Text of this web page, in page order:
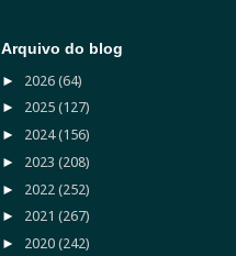
Arquivo do blog
► 2026 (64)
► 2025 (127)
► 2024(156)
► 2023 (208)
► 2022 (252)
► 2021 (267)
► 2020 (242)